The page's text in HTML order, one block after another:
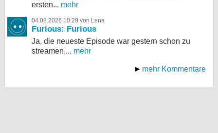
ersten... mehr
04.08.2026 10:29 von Lena
Furious: Furious
Ja, die neueste Episode war gestern schon zu
streamen,... mehr
mehr Kommentare